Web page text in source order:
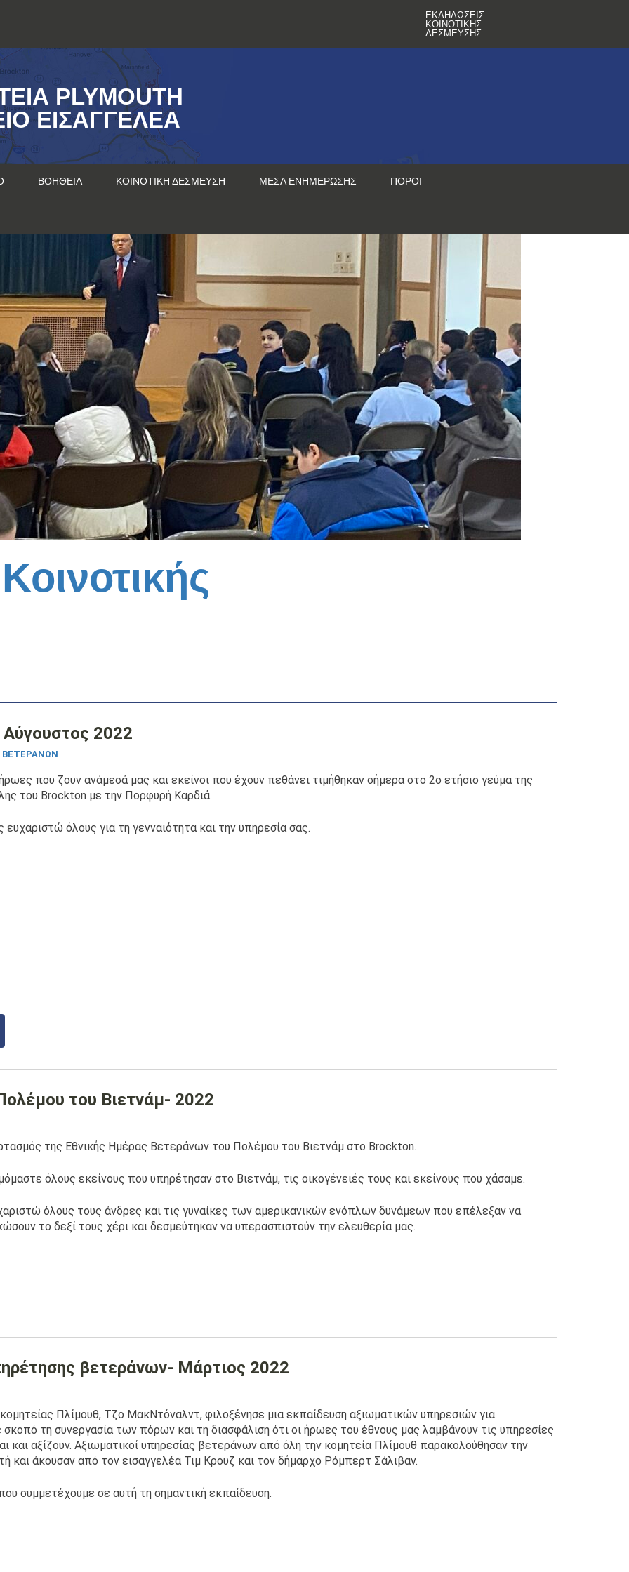
ΕΚΔΗΛΏΣΕΙΣ
ΚΟΙΝΟΤΙΚΉΣ
ΔΈΣΜΕΥΣΗΣ
PLYMOUTH
ΕΙΣΑΓΓΕΛΈΑ
ΒΟΉΘΕΙΑ ΚΟΙΝΟΤΙΚΉ ΔΈΣΜΕΥΣΗ ΜΈΣΑ ΕΝΗΜΈΡΩΣΗΣ ΠΌΡΟΙ
2022
ΒΕΤΕΡΆΝΩΝ
που ζουν ανάμεσά μας και εκείνοι που έχουν πεθάνει τιμήθηκαν σήμερα στο 2ο ετήσιο γεύμα της
του Brockton με την Πορφυρή Καρδιά.
ευχαριστώ όλους για τη γενναιότητα και την υπηρεσία σας.
του Βιετνάμ- 2022
της Εθνικής Ημέρας Βετεράνων του Πολέμου του Βιετνάμ στο Brockton.
όλους εκείνους που υπηρέτησαν στο Βιετνάμ, τις οικογένειές τους και εκείνους που χάσαμε.
όλους τους άνδρες και τις γυναίκες των αμερικανικών ενόπλων δυνάμεων που επέλεξαν να
το δεξί τους χέρι και δεσμεύτηκαν να υπερασπιστούν την ελευθερία μας.
βετεράνων- Μάρτιος 2022
Πλίμουθ, Τζο ΜακΝτόναλντ, φιλοξένησε μια εκπαίδευση αξιωματικών υπηρεσιών για
τη συνεργασία των πόρων και τη διασφάλιση ότι οι ήρωες του έθνους μας λαμβάνουν τις υπηρεσίες
και αξίζουν. Αξιωματικοί υπηρεσίας βετεράνων από όλη την κομητεία Πλίμουθ παρακολούθησαν την
και άκουσαν από τον εισαγγελέα Τιμ Κρουζ και τον δήμαρχο Ρόμπερτ Σάλιβαν.
συμμετέχουμε σε αυτή τη σημαντική εκπαίδευση.